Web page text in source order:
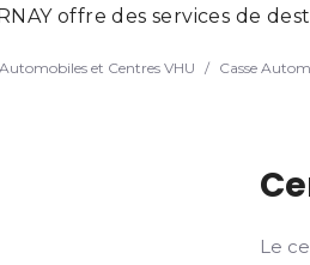
offre des services de
Automobiles et Centres VHU / Casse
Le